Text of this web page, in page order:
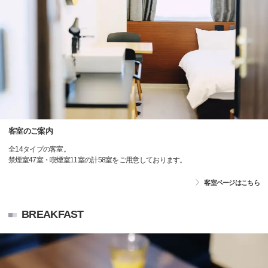
客室のご案内
全14タイプの客室。
禁煙室47室・喫煙室11室の計58室をご用意しております。
客室ページはこちら
BREAKFAST